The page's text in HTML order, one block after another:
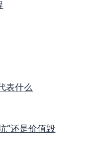
表什么
”还是价值毁